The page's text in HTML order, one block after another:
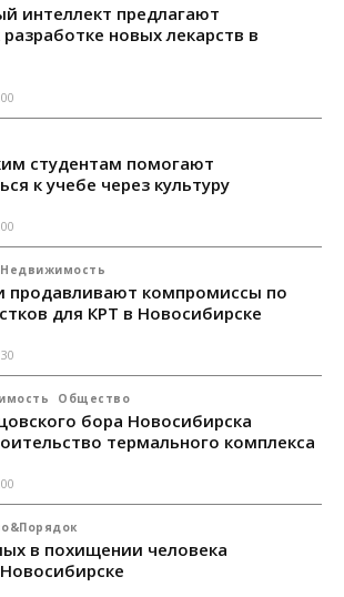
интеллект предлагают
новых лекарств в
студентам помогают
к учебе через культуру
Недвижимость
продавливают компромиссы по
для КРТ в Новосибирске
Общество
бора Новосибирска
термального комплекса
в похищении человека